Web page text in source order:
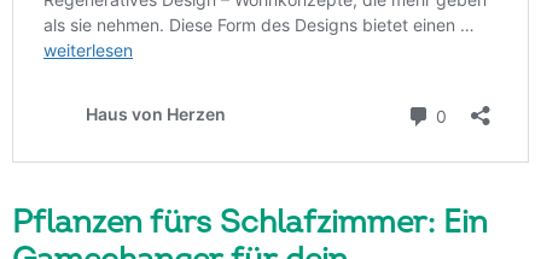
Pflanzen fürs Schlafzimmer: Ein